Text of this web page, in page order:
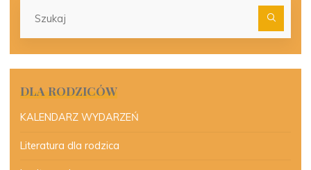
DLA RODZICÓW
KALENDARZ WYDARZEŃ
Literatura dla rodzica